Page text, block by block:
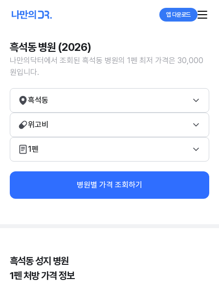
앱 다운로드
흑석동 병원 (2026)
나만의닥터에서 조회된 흑석동 병원의 1펜 최저 가격은 30,000
원입니다.
흑석동
위고비
1펜
병원별 가격 조회하기
흑석동 성지 병원
1펜 처방 가격 정보